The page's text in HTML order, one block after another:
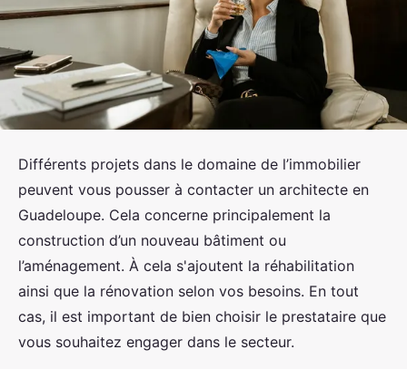
Différents projets dans le domaine de l’immobilier
peuvent vous pousser à contacter un architecte en
Guadeloupe. Cela concerne principalement la
construction d’un nouveau bâtiment ou
l’aménagement. À cela s'ajoutent la réhabilitation
ainsi que la rénovation selon vos besoins. En tout
cas, il est important de bien choisir le prestataire que
vous souhaitez engager dans le secteur.